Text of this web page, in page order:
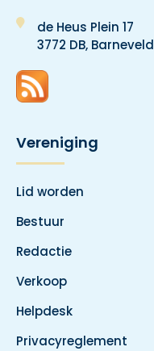
de Heus Plein 17
3772 DB, Barneveld
Vereniging
Lid worden
Bestuur
Redactie
Verkoop
Helpdesk
Privacyreglement